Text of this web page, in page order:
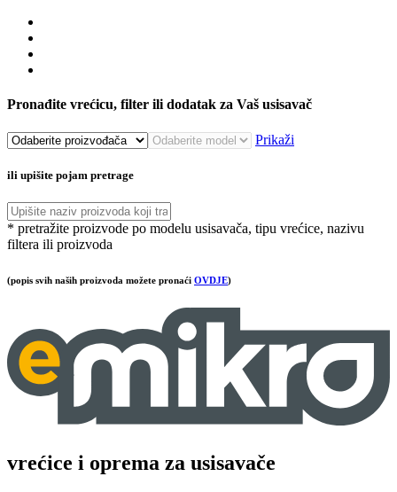
Pronađite vrećicu, filter ili dodatak za Vaš usisavač
Prikaži
ili upišite pojam pretrage
* pretražite proizvode po modelu usisavača, tipu vrećice, nazivu
filtera ili proizvoda
(popis svih naših proizvoda možete pronaći OVDJE)
vrećice i oprema za usisavače